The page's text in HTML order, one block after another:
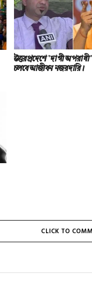
উত্তরপ্রদেশে ‘দাগী
চলবে আজীবন নজরদারি।
CLICK TO